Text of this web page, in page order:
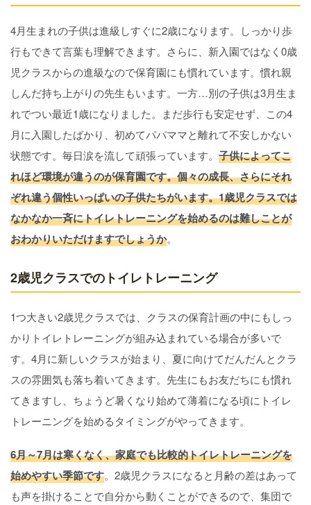
4月生まれの子供は進級しすぐに2歳になります。しっかり歩
行もできて言葉も理解できます。さらに、新入園ではなく0歳
児クラスからの進級なので保育園にも慣れています。慣れ親
しんだ持ち上がりの先生もいます。一方…別の子供は3月生ま
れでつい最近1歳になりました。まだ歩行も安定せず、この4
月に入園したばかり、初めてパパママと離れて不安しかない
状態です。毎日涙を流して頑張っています。 子供によってこ
れほど環境が違うのが保育園です。個々の成長、さらにそれ
ぞれ違う個性いっぱいの子供たちがいます。1歳児クラスでは
なかなか一斉にトイレトレーニングを始めるのは難しことが
おわかりいただけますでしょうか。
2歳児クラスでのトイレトレーニング
1つ大きい2歳児クラスでは、クラスの保育計画の中にもしっ
かりトイレトレーニングが組み込まれている場合が多いで
す。4月に新しいクラスが始まり、夏に向けてだんだんとクラ
スの雰囲気も落ち着いてきます。先生にもお友だちにも慣れ
てきますし、ちょうど暑くなり始めて薄着になる頃にトイレ
トレーニングを始めるタイミングがやってきます。
6月～7月は寒くなく、家庭でも比較的トイレトレーニングを
始めやすい季節です。2歳児クラスになると月齢の差はあって
も声を掛けることで自分から動くことができるので、集団で